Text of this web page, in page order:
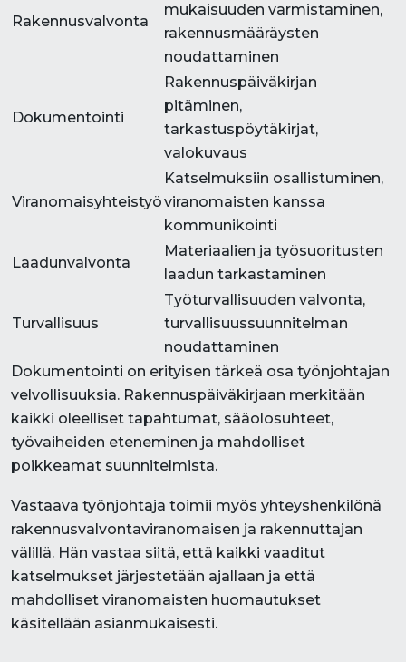
Rakennusvalvonta
mukaisuuden varmistaminen,
rakennusmääräysten
noudattaminen
Dokumentointi
Rakennuspäiväkirjan
pitäminen,
tarkastuspöytäkirjat,
valokuvaus
Viranomaisyhteistyö
Katselmuksiin osallistuminen,
viranomaisten kanssa
kommunikointi
Laadunvalvonta
Materiaalien ja työsuoritusten
laadun tarkastaminen
Turvallisuus
Työturvallisuuden valvonta,
turvallisuussuunnitelman
noudattaminen
Dokumentointi on erityisen tärkeä osa työnjohtajan
velvollisuuksia. Rakennuspäiväkirjaan merkitään
kaikki oleelliset tapahtumat, sääolosuhteet,
työvaiheiden eteneminen ja mahdolliset
poikkeamat suunnitelmista.
Vastaava työnjohtaja toimii myös yhteyshenkilönä
rakennusvalvontaviranomaisen ja rakennuttajan
välillä. Hän vastaa siitä, että kaikki vaaditut
katselmukset järjestetään ajallaan ja että
mahdolliset viranomaisten huomautukset
käsitellään asianmukaisesti.